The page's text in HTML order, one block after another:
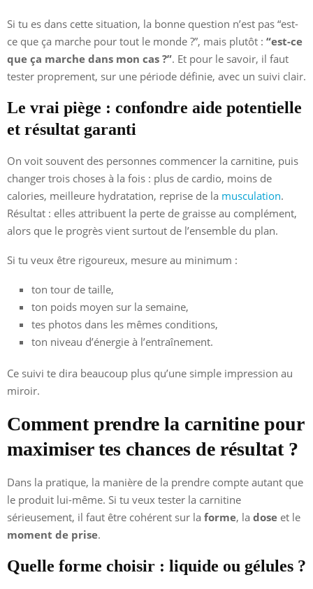
Si tu es dans cette situation, la bonne question n’est pas “est-
ce que ça marche pour tout le monde ?”, mais plutôt : “est-ce
que ça marche dans mon cas ?”. Et pour le savoir, il faut
tester proprement, sur une période définie, avec un suivi clair.
Le vrai piège : confondre aide potentielle
et résultat garanti
On voit souvent des personnes commencer la carnitine, puis
changer trois choses à la fois : plus de cardio, moins de
calories, meilleure hydratation, reprise de la musculation.
Résultat : elles attribuent la perte de graisse au complément,
alors que le progrès vient surtout de l’ensemble du plan.
Si tu veux être rigoureux, mesure au minimum :
ton tour de taille,
ton poids moyen sur la semaine,
tes photos dans les mêmes conditions,
ton niveau d’énergie à l’entraînement.
Ce suivi te dira beaucoup plus qu’une simple impression au
miroir.
Comment prendre la carnitine pour
maximiser tes chances de résultat ?
Dans la pratique, la manière de la prendre compte autant que
le produit lui-même. Si tu veux tester la carnitine
sérieusement, il faut être cohérent sur la forme, la dose et le
moment de prise.
Quelle forme choisir : liquide ou gélules ?